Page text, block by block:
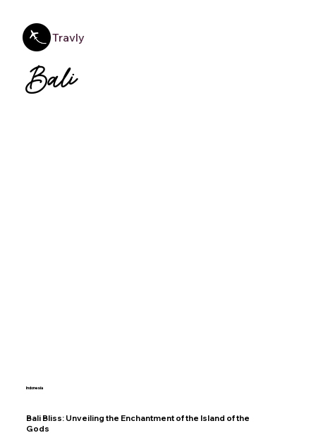
Travly
Bali
Indonesia
Bali Bliss: Unveiling the Enchantment of the Island of the
Gods